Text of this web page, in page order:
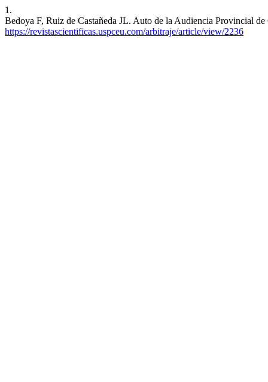
1.
Bedoya F, Ruiz de Castañeda JL. Auto de la Audiencia Provincial
https://revistascientificas.uspceu.com/arbitraje/article/view/2236